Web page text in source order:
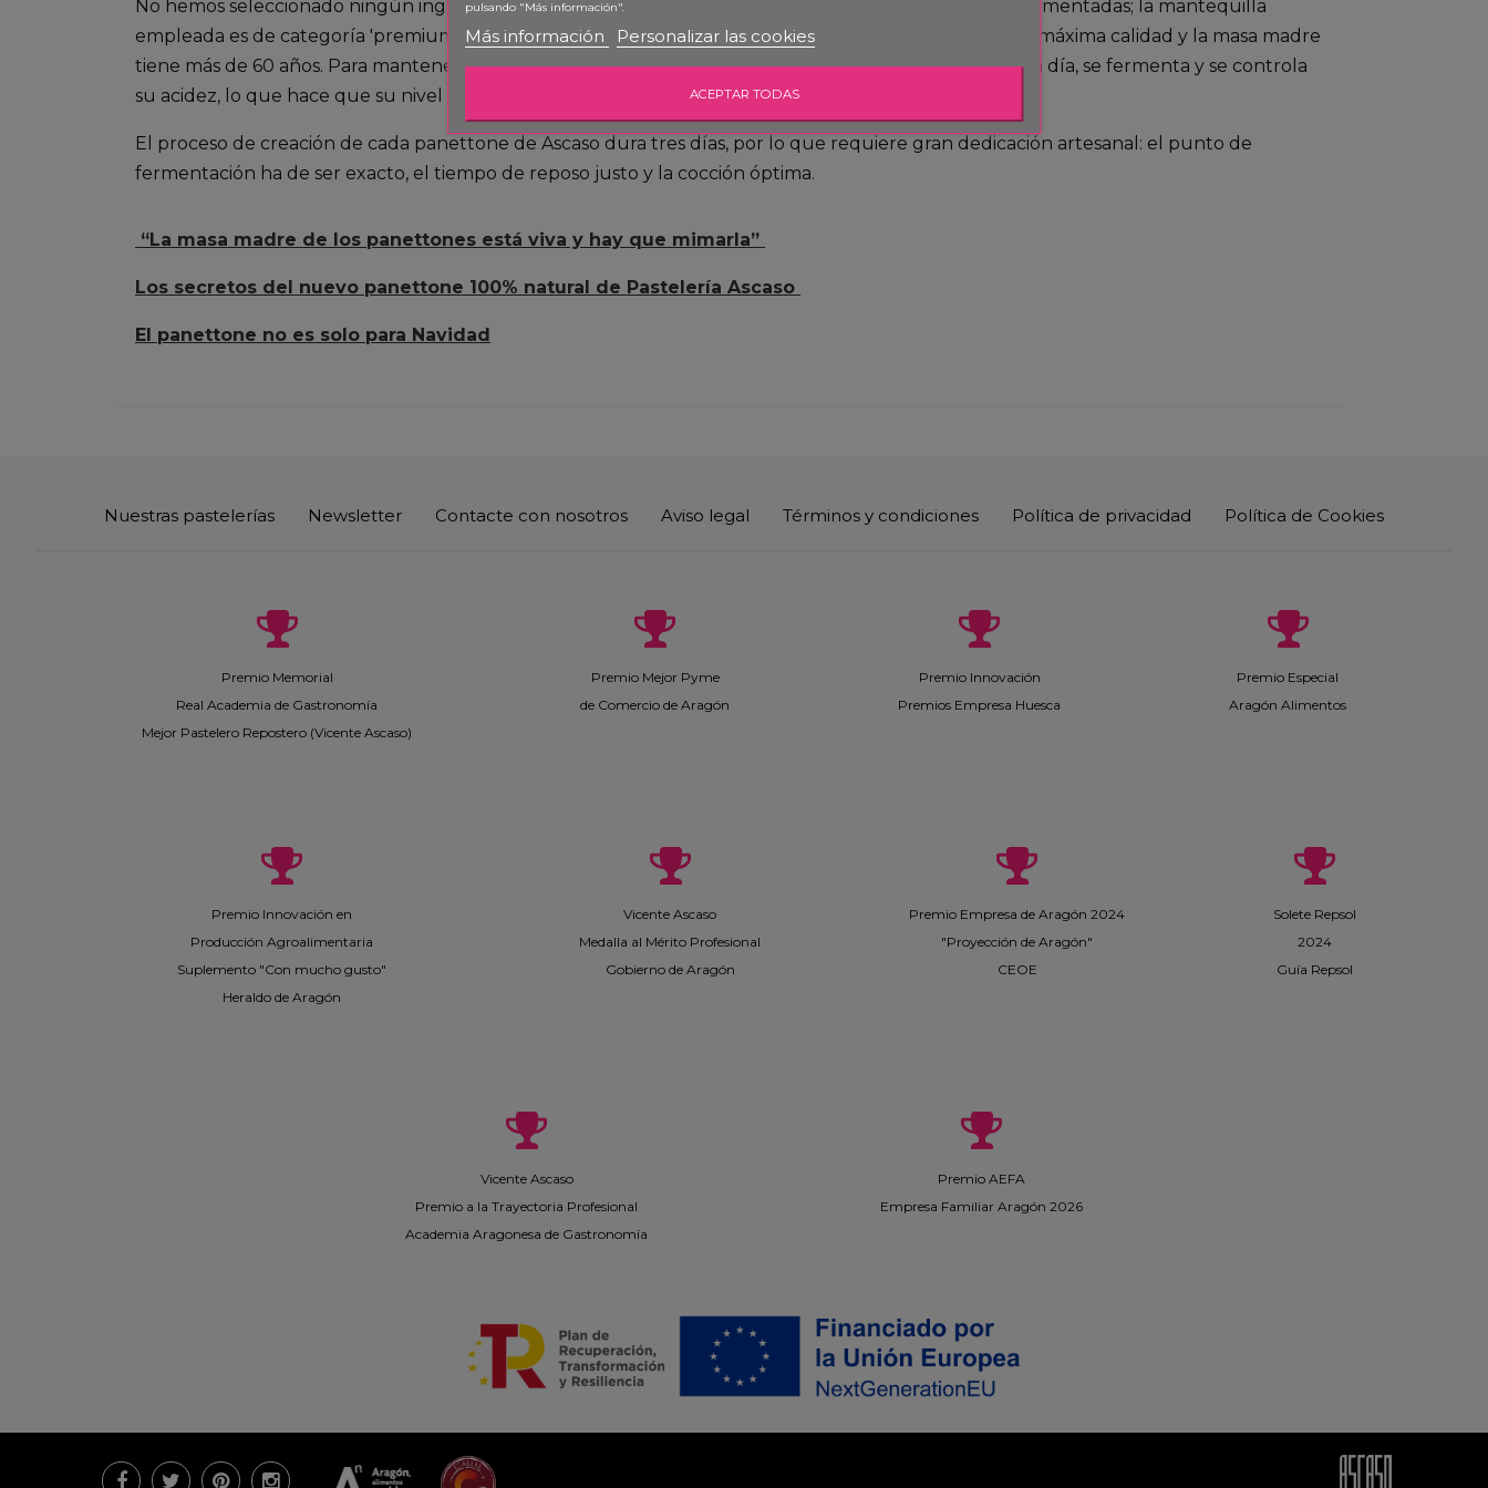
No hemos seleccionado ningún ingrediente al azar: la harina es de trigo blando, especial para masas fermentadas; la mantequilla
empleada es de categoría 'premium', las frutas no tienen aditivos, los chocolates siguen estándares de máxima calidad y la masa madre
tiene más de 60 años. Para mantenerla en perfecto estado recibe auténticos cuidados: se refresca cada día, se fermenta y se controla
su acidez, lo que hace que su nivel de digestibilidad sea excepcional.
El proceso de creación de cada panettone de Ascaso dura tres días, por lo que requiere gran dedicación artesanal: el punto de
fermentación ha de ser exacto, el tiempo de reposo justo y la cocción óptima.
“La masa madre de los panettones está viva y hay que mimarla”
Los secretos del nuevo panettone 100% natural de Pastelería Ascaso
El panettone no es solo para Navidad
Nuestras pastelerías Newsletter Contacte con nosotros Aviso legal Términos y condiciones Política de privacidad Política de Cookies
Premio Memorial
Real Academia de Gastronomía
Mejor Pastelero Repostero (Vicente Ascaso)
Premio Mejor Pyme
de Comercio de Aragón
Premio Innovación
Premios Empresa Huesca
Premio Especial
Aragón Alimentos
Premio Innovación en
Producción Agroalimentaria
Suplemento "Con mucho gusto"
Heraldo de Aragón
Vicente Ascaso
Medalla al Mérito Profesional
Gobierno de Aragón
Premio Empresa de Aragón 2024
"Proyección de Aragón"
CEOE
Solete Repsol
2024
Guía Repsol
Vicente Ascaso
Premio a la Trayectoria Profesional
Academia Aragonesa de Gastronomía
Premio AEFA
Empresa Familiar Aragón 2026
pulsando "Más información".
Más información Personalizar las cookies
ACEPTAR TODAS